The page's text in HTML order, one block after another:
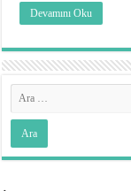
Devamını Oku